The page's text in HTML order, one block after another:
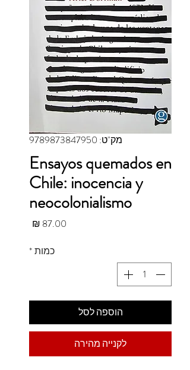
מק"ט: 9789873847950
Ensayos quemados en
Chile: inocencia y
neocolonialismo
כמות*
הוספה לסל
לקנייה מהירה